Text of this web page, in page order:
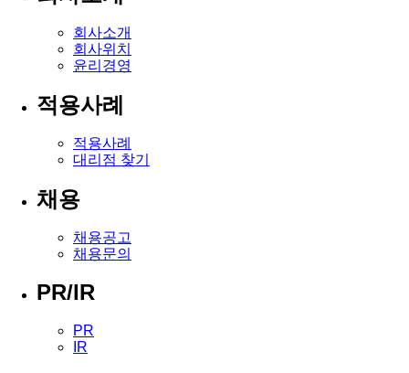
회사소개
회사위치
윤리경영
적용사례
적용사례
대리점 찾기
채용
채용공고
채용문의
PR/IR
PR
IR